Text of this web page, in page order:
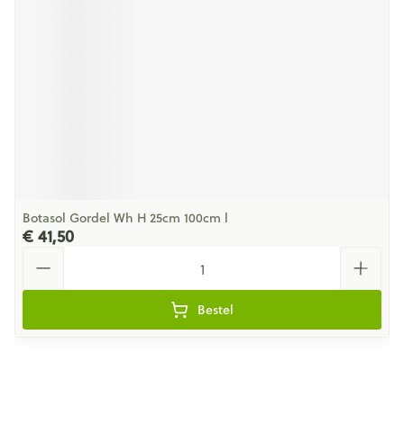
Botasol Gordel Wh H 25cm 100cm l
€ 41,50
Bestel